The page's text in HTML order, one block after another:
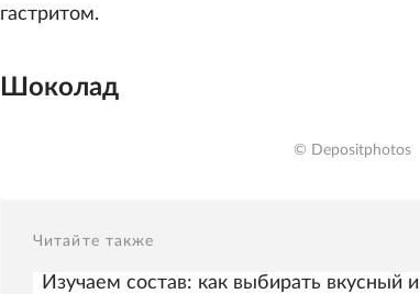
гастритом.
Шоколад
© Depositphotos
Читайте также
Изучаем состав: как выбирать вкусный